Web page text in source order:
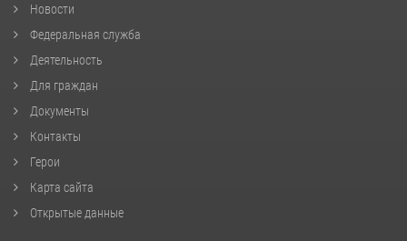
Новости
Федеральная служба
Деятельность
Для граждан
Документы
Контакты
Герои
Карта сайта
Открытые данные